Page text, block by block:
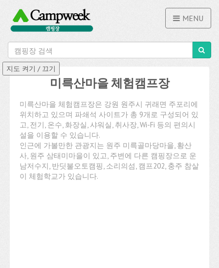
MENU
미륵산마을 체험캠프장
미륵산마을 체험캠프장은 강원 원주시 귀래면 주포리에
위치하고 있으며 파쇄석 사이트가 총 9개로 구성되어 있
고, 전기, 온수, 화장실, 샤워실, 취사장, Wi-Fi 등의 편의시
설을 이용할 수 있습니다.
인근에 가볼만한 관광지는 원주 미륵골마당마을, 황산
사, 원주 삼태미마을이 있고, 주변에 다른 캠핑장으로 운
남저수지, 반딧불오토캠핑, 소리의섬, 캠프202, 충주 참살
이 체험학교가 있습니다.